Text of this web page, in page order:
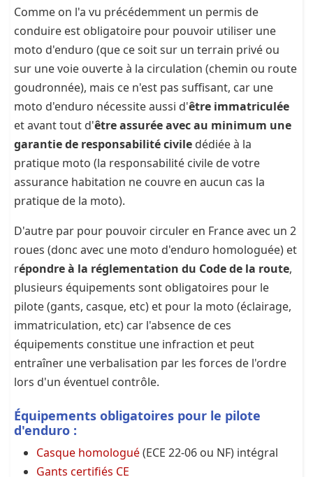
Comme on l'a vu précédemment un permis de
conduire est obligatoire pour pouvoir utiliser une
moto d'enduro (que ce soit sur un terrain privé ou
sur une voie ouverte à la circulation (chemin ou route
goudronnée), mais ce n'est pas suffisant, car une
moto d'enduro nécessite aussi d'être immatriculée
et avant tout d'être assurée avec au minimum une
garantie de responsabilité civile dédiée à la
pratique moto (la responsabilité civile de votre
assurance habitation ne couvre en aucun cas la
pratique de la moto).
D'autre par pour pouvoir circuler en France avec un 2
roues (donc avec une moto d'enduro homologuée) et
répondre à la réglementation du Code de la route,
plusieurs équipements sont obligatoires pour le
pilote (gants, casque, etc) et pour la moto (éclairage,
immatriculation, etc) car l'absence de ces
équipements constitue une infraction et peut
entraîner une verbalisation par les forces de l'ordre
lors d'un éventuel contrôle.
Équipements obligatoires pour le pilote
d'enduro :
Casque homologué(ECE 22-06 ou NF) intégral
Gants certifiés CE